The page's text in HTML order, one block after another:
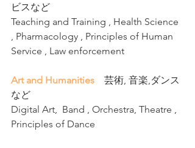
ビスなど
Teaching and Training , Health Science
, Pharmacology , Principles of Human
Service , Law enforcement
Art and Humanities 芸術, 音楽,ダンス
など
Digital Art,  Band , Orchestra, Theatre ,
Principles of Dance